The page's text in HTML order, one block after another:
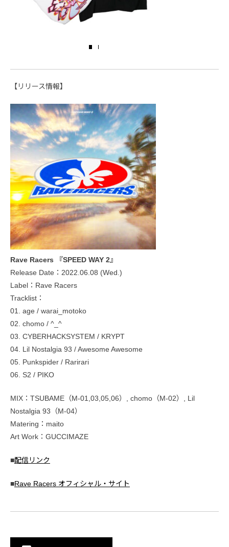
【リリース情報】
Rave Racers 『SPEED WAY 2』
Release Date：2022.06.08 (Wed.)
Label：Rave Racers
Tracklist：
01. age / warai_motoko
02. chomo / ^_^
03. CYBERHACKSYSTEM / KRYPT
04. Lil Nostalgia 93 / Awesome Awesome
05. Punkspider / Rarirari
06. S2 / PIKO
MIX：TSUBAME（M-01,03,05,06）, chomo（M-02）, Lil
Nostalgia 93（M-04）
Matering：maito
Art Work：GUCCIMAZE
■配信リンク
■Rave Racers オフィシャル・サイト